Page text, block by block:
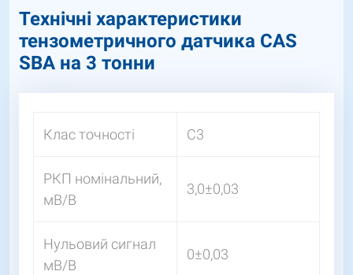
Технічні характеристики
тензометричного датчика CAS
SBA на 3 тонни
Клас точності С3
РКП номінальний,
мВ/В
3,0±0,03
Нульовий сигнал
мВ/В
0±0,03